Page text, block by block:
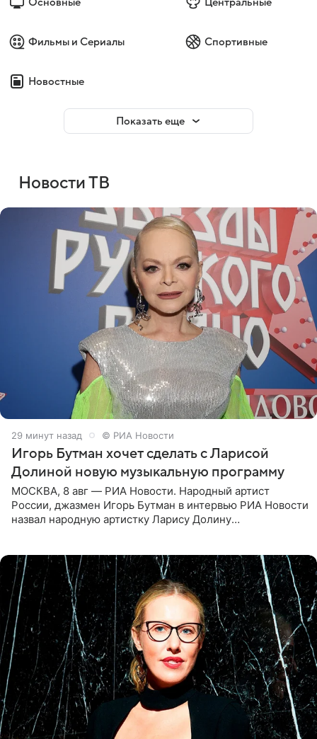
Фильмы и Сериалы Спортивные
Новостные
Показать еще
Новости ТВ
29 минут назад © РИА Новости
Игорь Бутман хочет сделать с Ларисой
Долиной новую музыкальную программу
МОСКВА, 8 авг — РИА Новости. Народный артист
России, джазмен Игорь Бутман в интервью РИА Новости
назвал народную артистку Ларису Долину